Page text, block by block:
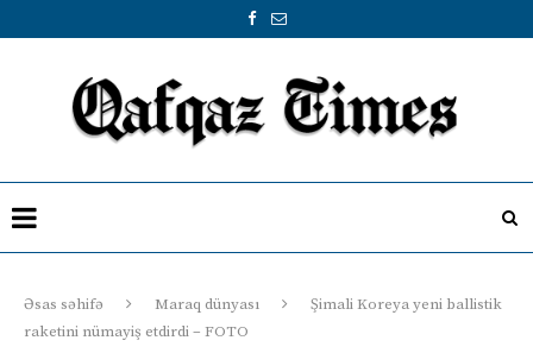
Əsas səhifə Maraq dünyası
Şimali Koreya yeni ballistik
raketini nümayiş etdirdi – FOTO